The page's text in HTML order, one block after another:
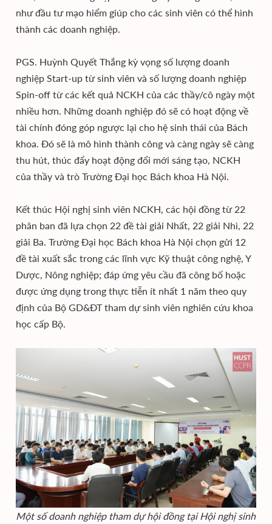
như đầu tư mạo hiểm giúp cho các sinh viên có thể hình
thành các doanh nghiệp.
PGS. Huỳnh Quyết Thắng kỳ vọng số lượng doanh
nghiệp Start-up từ sinh viên và số lượng doanh nghiệp
Spin-off từ các kết quả NCKH của các thầy/cô ngày một
nhiều hơn. Những doanh nghiệp đó sẽ có hoạt động về
tài chính đóng góp ngược lại cho hệ sinh thái của Bách
khoa. Đó sẽ là mô hình thành công và càng ngày sẽ càng
thu hút, thúc đẩy hoạt động đổi mới sáng tạo, NCKH
của thầy và trò Trường Đại học Bách khoa Hà Nội.
Kết thúc Hội nghị sinh viên NCKH, các hội đồng từ 22
phân ban đã lựa chọn 22 đề tài giải Nhất, 22 giải Nhì, 22
giải Ba. Trường Đại học Bách khoa Hà Nội chọn gửi 12
đề tài xuất sắc trong các lĩnh vực Kỹ thuật công nghệ, Y
Dược, Nông nghiệp; đáp ứng yêu cầu đã công bố hoặc
được ứng dụng trong thực tiễn ít nhất 1 năm theo quy
định của Bộ GD&ĐT tham dự sinh viên nghiên cứu khoa
học cấp Bộ.
Một số doanh nghiệp tham dự hội đồng tại Hội nghị sinh